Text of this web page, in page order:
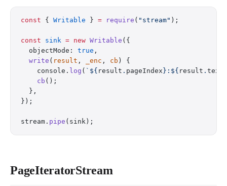
const { Writable } = require ( "stream" );
const sink = new Writable ({
  objectMode:
true ,
  write
( result , _enc , cb ) {
    console.
log ( `${ result . pageIndex }:${ result . text
    cb
();
  },
});
stream. pipe (sink);
PageIteratorStream